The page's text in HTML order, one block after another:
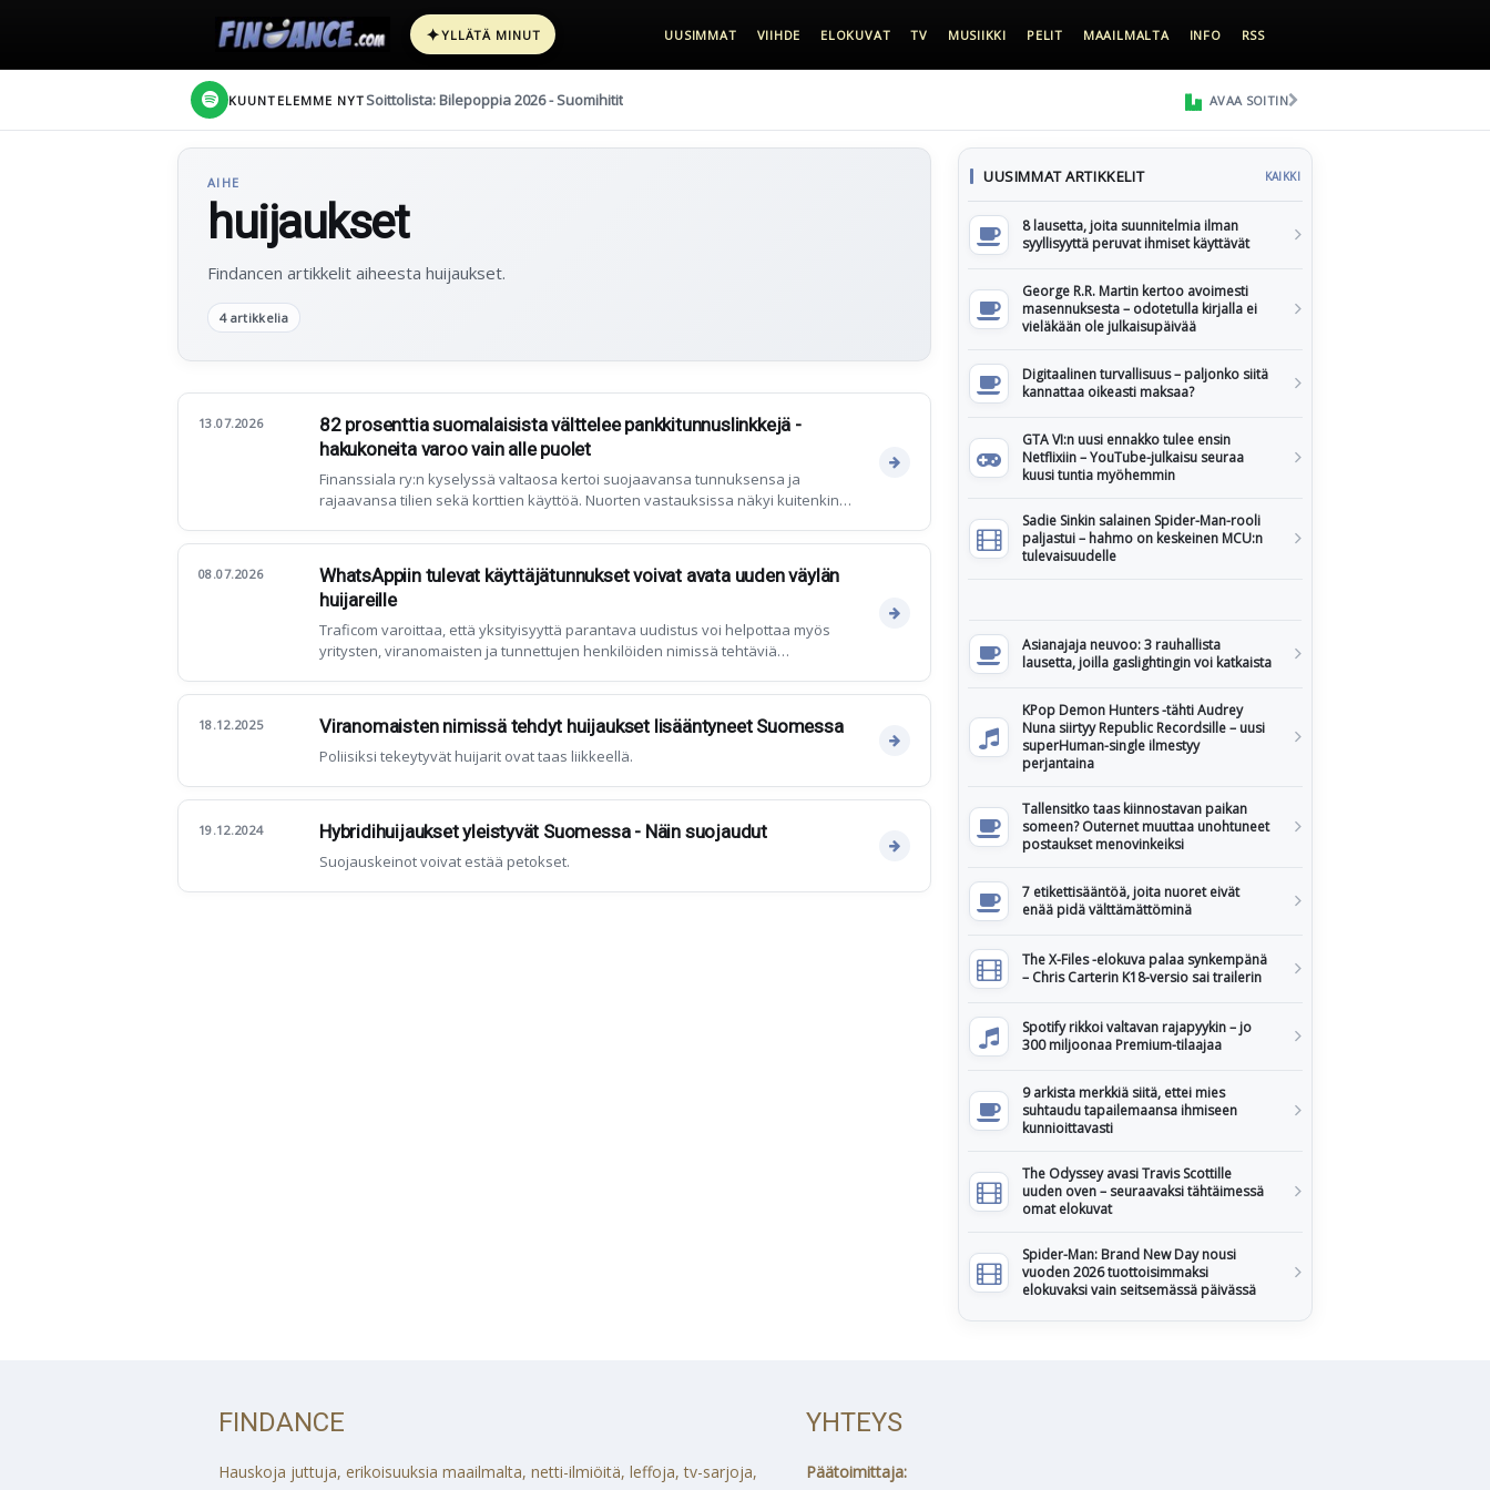
✦YLLÄTÄ MINUT UUSIMMAT VIIHDE ELOKUVAT TV MUSIIKKI PELIT MAAILMALTA INFO RSS
KUUNTELEMME NYT Soittolista: Bilepoppia 2026 - Suomihitit AVAA SOITIN
AIHE
huijaukset
Findancen artikkelit aiheesta huijaukset.
4 artikkelia
13.07.2026
82 prosenttia suomalaisista välttelee pankkitunnuslinkkejä -
hakukoneita varoo vain alle puolet
Finanssiala ry:n kyselyssä valtaosa kertoi suojaavansa tunnuksensa ja
rajaavansa tilien sekä korttien käyttöä. Nuorten vastauksissa näkyi kuitenkin
08.07.2026
WhatsAppiin tulevat käyttäjätunnukset voivat avata uuden väylän
huijareille
Traficom varoittaa, että yksityisyyttä parantava uudistus voi helpottaa myös
yritysten, viranomaisten ja tunnettujen henkilöiden nimissä tehtäviä
18.12.2025 Viranomaisten nimissä tehdyt huijaukset lisääntyneet Suomessa
Poliisiksi tekeytyvät huijarit ovat taas liikkeellä.
19.12.2024 Hybridihuijaukset yleistyvät Suomessa - Näin suojaudut
Suojauskeinot voivat estää petokset.
UUSIMMAT ARTIKKELIT KAIKKI
8 lausetta, joita suunnitelmia ilman
syyllisyyttä peruvat ihmiset käyttävät
George R.R. Martin kertoo avoimesti
masennuksesta – odotetulla kirjalla ei
vieläkään ole julkaisupäivää
Digitaalinen turvallisuus – paljonko siitä
kannattaa oikeasti maksaa?
GTA VI:n uusi ennakko tulee ensin
Netflixiin – YouTube-julkaisu seuraa
kuusi tuntia myöhemmin
Sadie Sinkin salainen Spider-Man-rooli
paljastui – hahmo on keskeinen MCU:n
tulevaisuudelle
Asianajaja neuvoo: 3 rauhallista
lausetta, joilla gaslightingin voi katkaista
KPop Demon Hunters -tähti Audrey
Nuna siirtyy Republic Recordsille – uusi
superHuman-single ilmestyy
perjantaina
Tallensitko taas kiinnostavan paikan
someen? Outernet muuttaa unohtuneet
postaukset menovinkeiksi
7 etikettisääntöä, joita nuoret eivät
enää pidä välttämättöminä
The X-Files -elokuva palaa synkempänä
– Chris Carterin K18-versio sai trailerin
Spotify rikkoi valtavan rajapyykin – jo
300 miljoonaa Premium-tilaajaa
9 arkista merkkiä siitä, ettei mies
suhtaudu tapailemaansa ihmiseen
kunnioittavasti
The Odyssey avasi Travis Scottille
uuden oven – seuraavaksi tähtäimessä
omat elokuvat
Spider-Man: Brand New Day nousi
vuoden 2026 tuottoisimmaksi
elokuvaksi vain seitsemässä päivässä
FINDANCE
Hauskoja juttuja, erikoisuuksia maailmalta, netti-ilmiöitä, leffoja, tv-sarjoja,
YHTEYS
Päätoimittaja: